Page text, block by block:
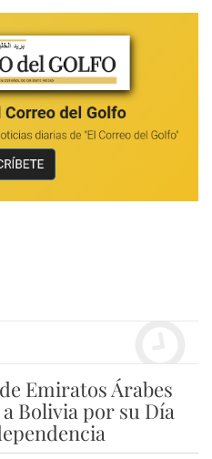
Emiratos Árabes
Bolivia por su Día